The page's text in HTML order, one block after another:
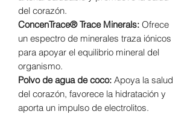
del corazón.
ConcenTrace® Trace Minerals: Ofrece
un espectro de minerales traza iónicos
para apoyar el equilibrio mineral del
organismo.
Polvo de agua de coco: Apoya la salud
del corazón, favorece la hidratación y
aporta un impulso de electrolitos.